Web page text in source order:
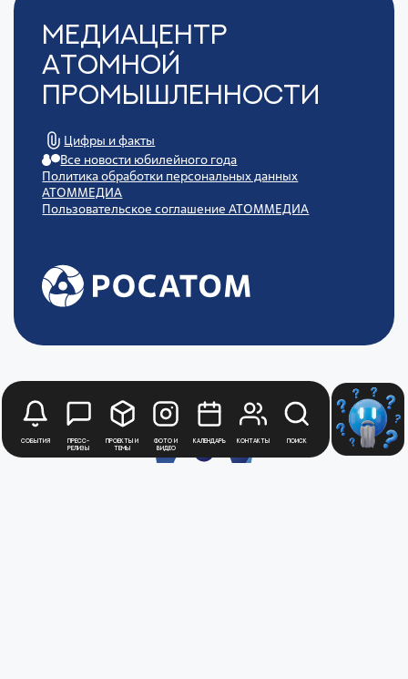
События
Пресс-
релизы
Проекты и
темы
Фото и
видео
Календарь Контакты Поиск
Медиацентр
Атомной
Промышленности
Цифры и факты
Все новости юбилейного года
Политика обработки персональных данных
АТОММЕДИА
Пользовательское соглашение АТОММЕДИА